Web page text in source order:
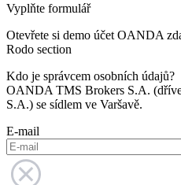
Vyplňte formulář
Otevřete si demo účet OANDA
Rodo section
Kdo je správcem osobních údajů?
OANDA TMS Brokers S.A.
S.A.) se sídlem ve Varšavě.
E-mail